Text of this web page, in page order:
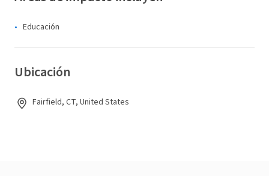
Educación
Ubicación
Fairfield, CT, United States